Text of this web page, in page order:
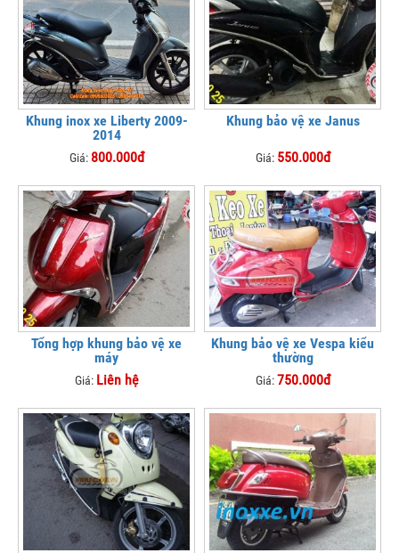
Khung inox xe Liberty 2009-
2014
Giá: 800.000đ
Khung bảo vệ xe Janus
Giá: 550.000đ
Tổng hợp khung bảo vệ xe
máy
Giá: Liên hệ
Khung bảo vệ xe Vespa kiểu
thường
Giá:750.000đ